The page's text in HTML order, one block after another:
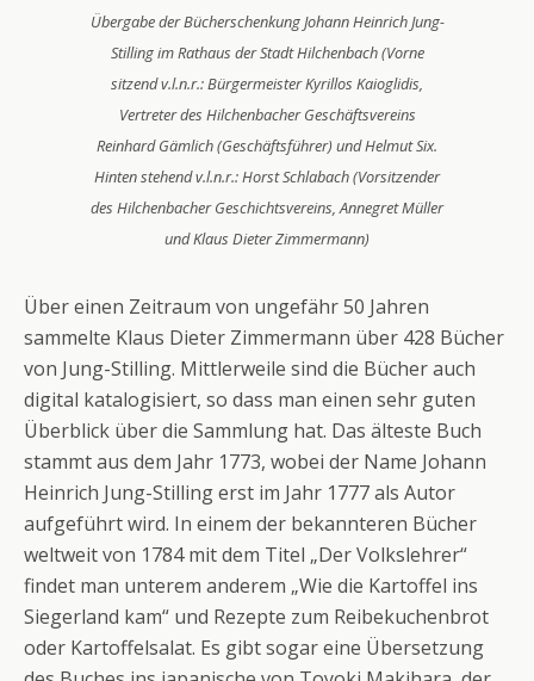
Übergabe der Bücherschenkung Johann Heinrich Jung-
Stilling im Rathaus der Stadt Hilchenbach (Vorne
sitzend v.l.n.r.: Bürgermeister Kyrillos Kaioglidis,
Vertreter des Hilchenbacher Geschäftsvereins
Reinhard Gämlich (Geschäftsführer) und Helmut Six.
Hinten stehend v.l.n.r.: Horst Schlabach (Vorsitzender
des Hilchenbacher Geschichtsvereins, Annegret Müller
und Klaus Dieter Zimmermann)
Über einen Zeitraum von ungefähr 50 Jahren
sammelte Klaus Dieter Zimmermann über 428 Bücher
von Jung-Stilling. Mittlerweile sind die Bücher auch
digital katalogisiert, so dass man einen sehr guten
Überblick über die Sammlung hat. Das älteste Buch
stammt aus dem Jahr 1773, wobei der Name Johann
Heinrich Jung-Stilling erst im Jahr 1777 als Autor
aufgeführt wird. In einem der bekannteren Bücher
weltweit von 1784 mit dem Titel „Der Volkslehrer“
findet man unterem anderem „Wie die Kartoffel ins
Siegerland kam“ und Rezepte zum Reibekuchenbrot
oder Kartoffelsalat. Es gibt sogar eine Übersetzung